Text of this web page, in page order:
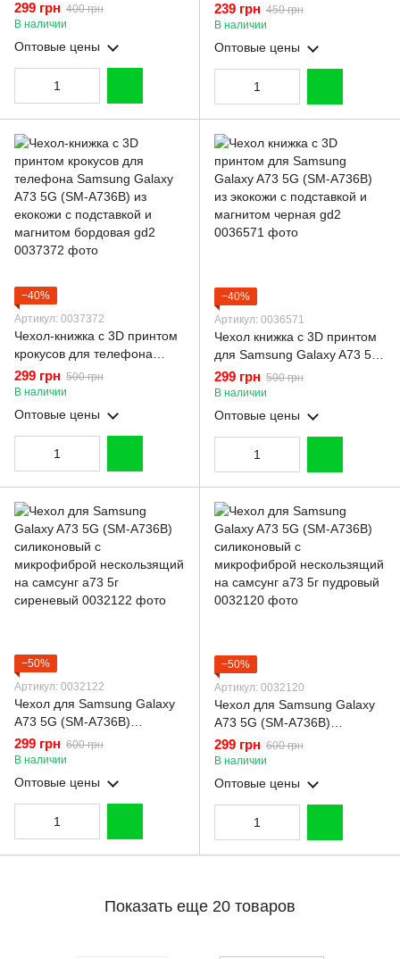
Galaxy A73 SM-A736 с
подставкой на самсунг а73
чёрная gd1
299 грн 400 грн
В наличии
Оптовые цены
(SM-A736B) с магнитной
пластиной со шторкой на
камере красный
239 грн 450 грн
В наличии
Оптовые цены
−40%
Артикул: 0037372
Чехол-книжка с 3D принтом
крокусов для телефона
Samsung Galaxy A73 5G
(SM-A736B) из екокожи с
подставкой и магнитом
бордовая gd2
299 грн 500 грн
В наличии
Оптовые цены
−40%
Артикул: 0036571
Чехол книжка с 3D принтом
для Samsung Galaxy A73 5G
(SM-A736B) из экокожи с
подставкой и магнитом
черная gd2
299 грн 500 грн
В наличии
Оптовые цены
−50%
Артикул: 0032122
Чехол для Samsung Galaxy
A73 5G (SM-A736B)
силиконовый с
микрофиброй нескользящий
на самсунг а73 5г
сиреневый
299 грн 600 грн
В наличии
Оптовые цены
−50%
Артикул: 0032120
Чехол для Samsung Galaxy
A73 5G (SM-A736B)
силиконовый с
микрофиброй нескользящий
на самсунг а73 5г пудровый
299 грн 600 грн
В наличии
Оптовые цены
Показать еще 20 товаров